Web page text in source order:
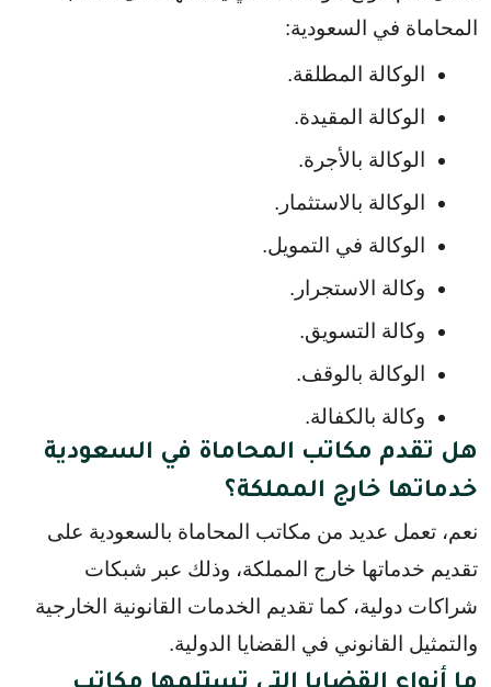
المحاماة في السعودية:
الوكالة المطلقة.
الوكالة المقيدة.
الوكالة بالأجرة.
الوكالة بالاستثمار.
الوكالة في التمويل.
وكالة الاستجرار.
وكالة التسويق.
الوكالة بالوقف.
وكالة بالكفالة.
هل تقدم مكاتب المحاماة في السعودية
خدماتها خارج المملكة؟
نعم، تعمل عديد من مكاتب المحاماة بالسعودية على
تقديم خدماتها خارج المملكة، وذلك عبر شبكات
شراكات دولية، كما تقديم الخدمات القانونية الخارجية
والتمثيل القانوني في القضايا الدولية.